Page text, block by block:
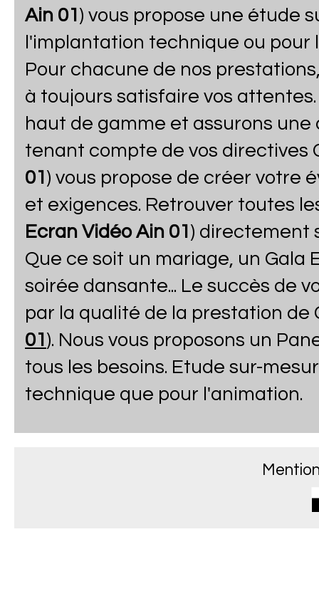
Ain 01 ) vous propose une étude
l'implantation technique ou pour
Pour chacune de nos
à toujours satisfaire vos
haut de gamme et assurons
tenant compte de vos directives
01 ) vous propose de créer votre
et exigences. Retrouver toutes
Ecran Vidéo Ain 01 ) directement
Que ce soit un mariage, un
soirée dansante... Le succès de
par la qualité de la prestation de
01 ). Nous vous proposons un
tous les besoins. Etude sur-
technique que pour l'animation.